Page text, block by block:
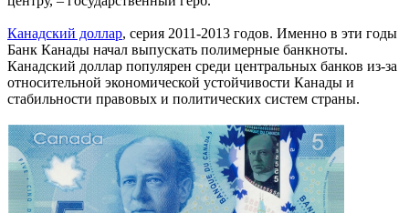
Канадский доллар, серия 2011-2013 годов. Именно в эти годы
Банк Канады начал выпускать полимерные банкноты.
Канадский доллар популярен среди центральных банков из-за
относительной экономической устойчивости Канады и
стабильности правовых и политических систем страны.